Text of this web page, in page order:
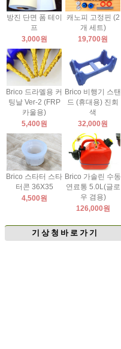
방진 단면 폼 테이
프
3,000원
캐노피 고정핀 (2
개 세트)
19,700원
Brico 드라멜용 커
팅날 Ver-2 (FRP
카울용)
5,400원
Brico 비행기 스탠
드 (휴대용) 진회
색
32,000원
Brico 스타터 스타
터콘 36X35
4,500원
Brico 가솔린 수동
연료통 5.0L(글로
우 겸용)
126,000원
기 상 청 바 로 가 기